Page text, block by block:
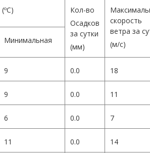
Кол-во
Осадков
за сутки
(мм)
скорость
ветра за
(м/с)
Минимальная
9 0.0 18
9 0.0 11
6 0.0 7
11 0.0 14